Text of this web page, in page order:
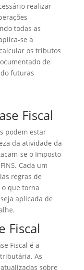
realizar
todas as
se a
os tributos
de
futuras
Fiscal
podem estar
da atividade da
se o Imposto
Cada um
regras de
o que torna
aplicada de
Fiscal
Fiscal é a
As
sobre